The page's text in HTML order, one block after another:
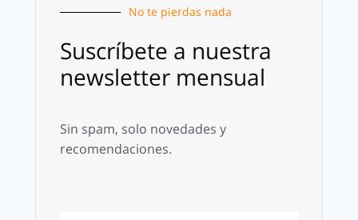
No te pierdas nada
Suscríbete a nuestra
newsletter mensual
Sin spam, solo novedades y
recomendaciones.